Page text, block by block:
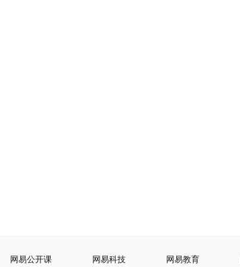
网易公开课 网易科技 网易教育